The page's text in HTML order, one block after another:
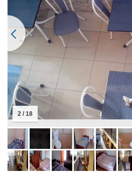
2 / 18